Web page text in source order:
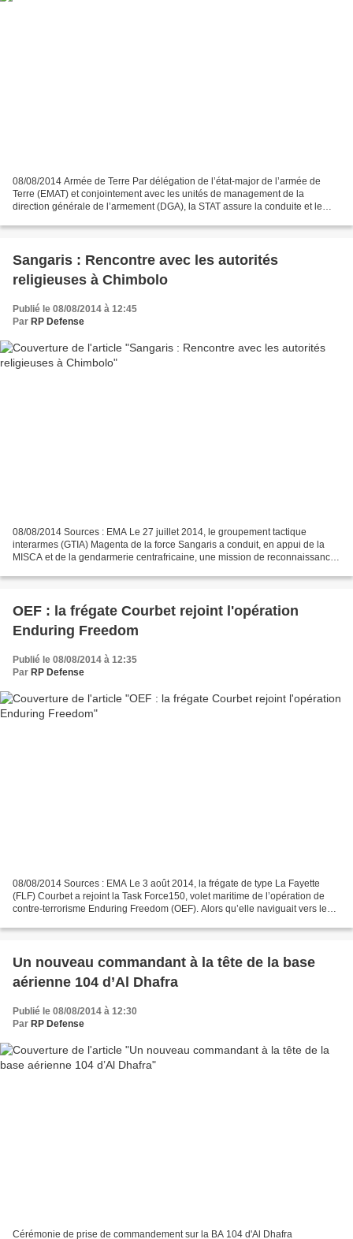
08/08/2014 Armée de Terre Par délégation de l’état-major de l’armée de
Terre (EMAT) et conjointement avec les unités de management de la
direction générale de l’armement (DGA), la STAT assure la conduite et le
Sangaris : Rencontre avec les autorités
religieuses à Chimbolo
Publié le 08/08/2014 à 12:45
Par RP Defense
08/08/2014 Sources : EMA Le 27 juillet 2014, le groupement tactique
interarmes (GTIA) Magenta de la force Sangaris a conduit, en appui de la
MISCA et de la gendarmerie centrafricaine, une mission de reconnaissance
OEF : la frégate Courbet rejoint l'opération
Enduring Freedom
Publié le 08/08/2014 à 12:35
Par RP Defense
08/08/2014 Sources : EMA Le 3 août 2014, la frégate de type La Fayette
(FLF) Courbet a rejoint la Task Force150, volet maritime de l’opération de
contre-terrorisme Enduring Freedom (OEF). Alors qu’elle naviguait vers le
Un nouveau commandant à la tête de la base
aérienne 104 d’Al Dhafra
Publié le 08/08/2014 à 12:30
Par RP Defense
Cérémonie de prise de commandement sur la BA 104 d'Al Dhafra